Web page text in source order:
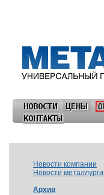
Новости компании
Новости
Архив